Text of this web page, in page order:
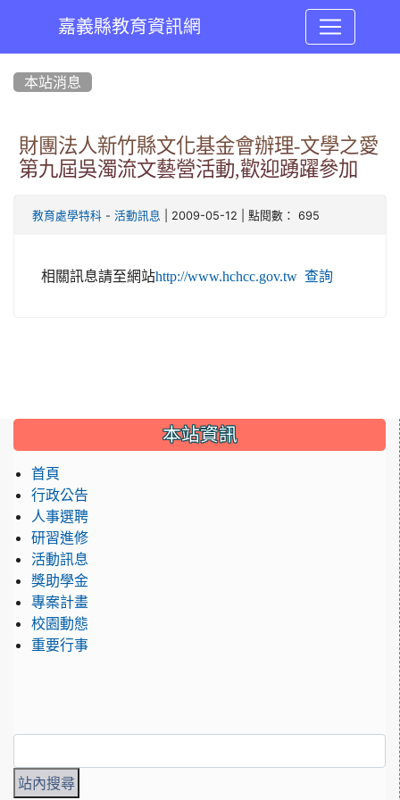
嘉義縣教育資訊網
本站消息
財團法人新竹縣文化基金會辦理-文學之愛
第九屆吳濁流文藝營活動,歡迎踴躍參加
教育處學特科 - 活動訊息 | 2009-05-12 | 點閱數： 695
相關訊息請至網站http://www.hchcc.gov.tw 查詢
::: 本站資訊
首頁
行政公告
人事選聘
研習進修
活動訊息
獎助學金
專案計畫
校園動態
重要行事